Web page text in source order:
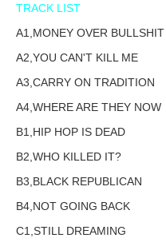
TRACK LIST
A1,MONEY OVER BULLSHIT
A2,YOU CAN'T KILL ME
A3,CARRY ON TRADITION
A4,WHERE ARE THEY NOW
B1,HIP HOP IS DEAD
B2,WHO KILLED IT?
B3,BLACK REPUBLICAN
B4,NOT GOING BACK
C1,STILL DREAMING